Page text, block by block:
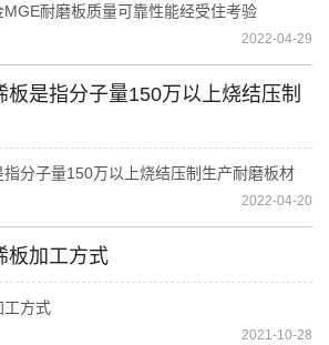
耐磨板质量可靠性能经受住考验
2022-04-29
板是指分子量150万以上烧结压制
分子量150万以上烧结压制生产耐磨板材
2022-04-20
板加工方式
工方式
2021-10-28